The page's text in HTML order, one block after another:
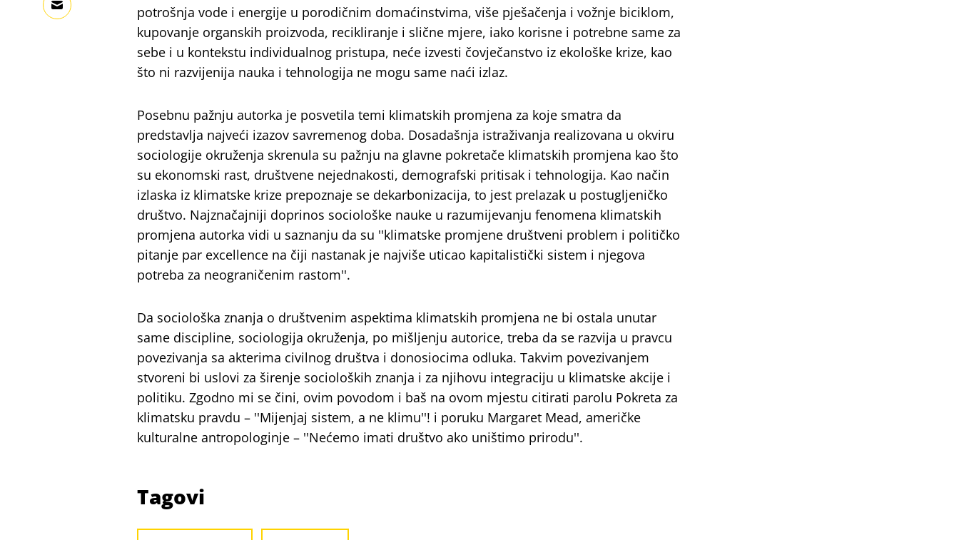
potrošnja vode i energije u porodičnim domaćinstvima, više pješačenja i vožnje biciklom,
kupovanje organskih proizvoda, recikliranje i slične mjere, iako korisne i potrebne same za
sebe i u kontekstu individualnog pristupa, neće izvesti čovječanstvo iz ekološke krize, kao
što ni razvijenija nauka i tehnologija ne mogu same naći izlaz.
Posebnu pažnju autorka je posvetila temi klimatskih promjena za koje smatra da
predstavlja najveći izazov savremenog doba. Dosadašnja istraživanja realizovana u okviru
sociologije okruženja skrenula su pažnju na glavne pokretače klimatskih promjena kao što
su ekonomski rast, društvene nejednakosti, demografski pritisak i tehnologija. Kao način
izlaska iz klimatske krize prepoznaje se dekarbonizacija, to jest prelazak u postugljeničko
društvo. Najznačajniji doprinos sociološke nauke u razumijevanju fenomena klimatskih
promjena autorka vidi u saznanju da su ''klimatske promjene društveni problem i političko
pitanje par excellence na čiji nastanak je najviše uticao kapitalistički sistem i njegova
potreba za neograničenim rastom''.
Da sociološka znanja o društvenim aspektima klimatskih promjena ne bi ostala unutar
same discipline, sociologija okruženja, po mišljenju autorice, treba da se razvija u pravcu
povezivanja sa akterima civilnog društva i donosiocima odluka. Takvim povezivanjem
stvoreni bi uslovi za širenje socioloških znanja i za njihovu integraciju u klimatske akcije i
politiku. Zgodno mi se čini, ovim povodom i baš na ovom mjestu citirati parolu Pokreta za
klimatsku pravdu – ''Mijenjaj sistem, a ne klimu''! i poruku Margaret Mead, američke
kulturalne antropologinje – ''Nećemo imati društvo ako uništimo prirodu''.
Tagovi